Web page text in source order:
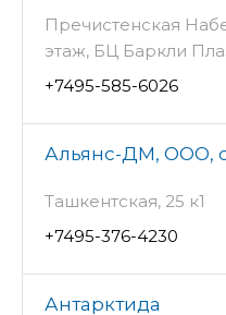
Пречистенская
этаж, БЦ Баркли
+7495-585-6026
Альянс-ДМ, ООО,
Ташкентская, 25 к1
+7495-376-4230
Антарктида